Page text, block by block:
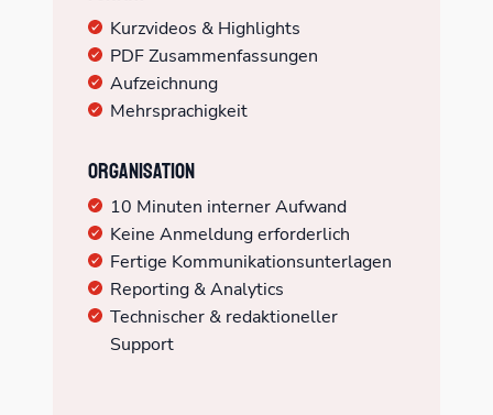
Kurzvideos & Highlights
PDF Zusammenfassungen
Aufzeichnung
Mehrsprachigkeit
Organisation
10 Minuten interner Aufwand
Keine Anmeldung erforderlich
Fertige Kommunikationsunterlagen
Reporting & Analytics
Technischer & redaktioneller
Support